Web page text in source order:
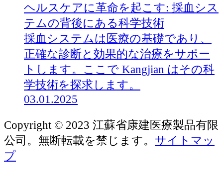
ヘルスケアに革命を起こす: 採血シス
テムの背後にある科学技術
採血システムは医療の基礎であり、
正確な診断と効果的な治療をサポー
トします。ここで Kangjian はその科
学技術を探求します。
03.01.2025
Copyright © 2023 江蘇省康建医療製品有限
公司。無断転載を禁じます。 サイトマッ
プ